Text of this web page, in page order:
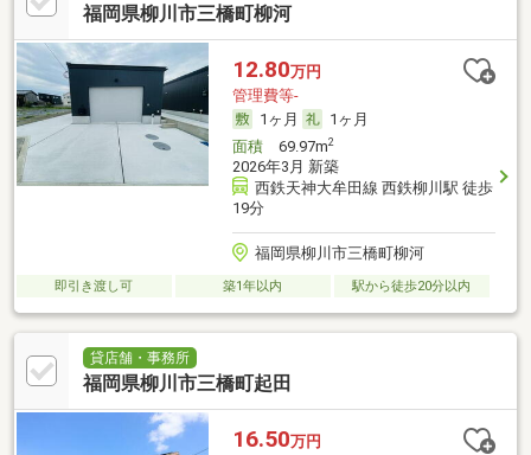
福岡県柳川市三橋町柳河
12.80万円
管理費等-
1ヶ月
1ヶ月
面積69.97m2
2026年3月 新築
西鉄天神大牟田線 西鉄柳川駅 徒歩
19分
福岡県柳川市三橋町柳河
即引き渡し可 築1年以内 駅から徒歩20分以内
貸店舗・事務所
福岡県柳川市三橋町起田
16.50万円